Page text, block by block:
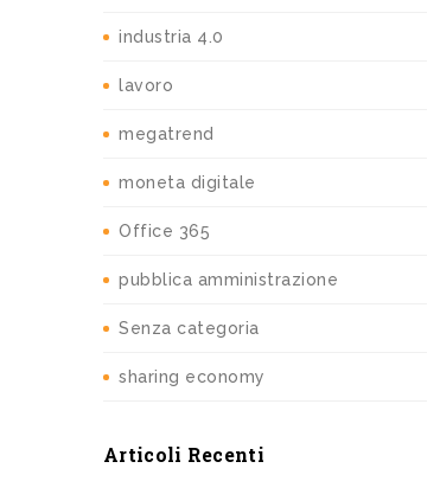
industria 4.0
lavoro
megatrend
moneta digitale
Office 365
pubblica amministrazione
Senza categoria
sharing economy
Articoli Recenti